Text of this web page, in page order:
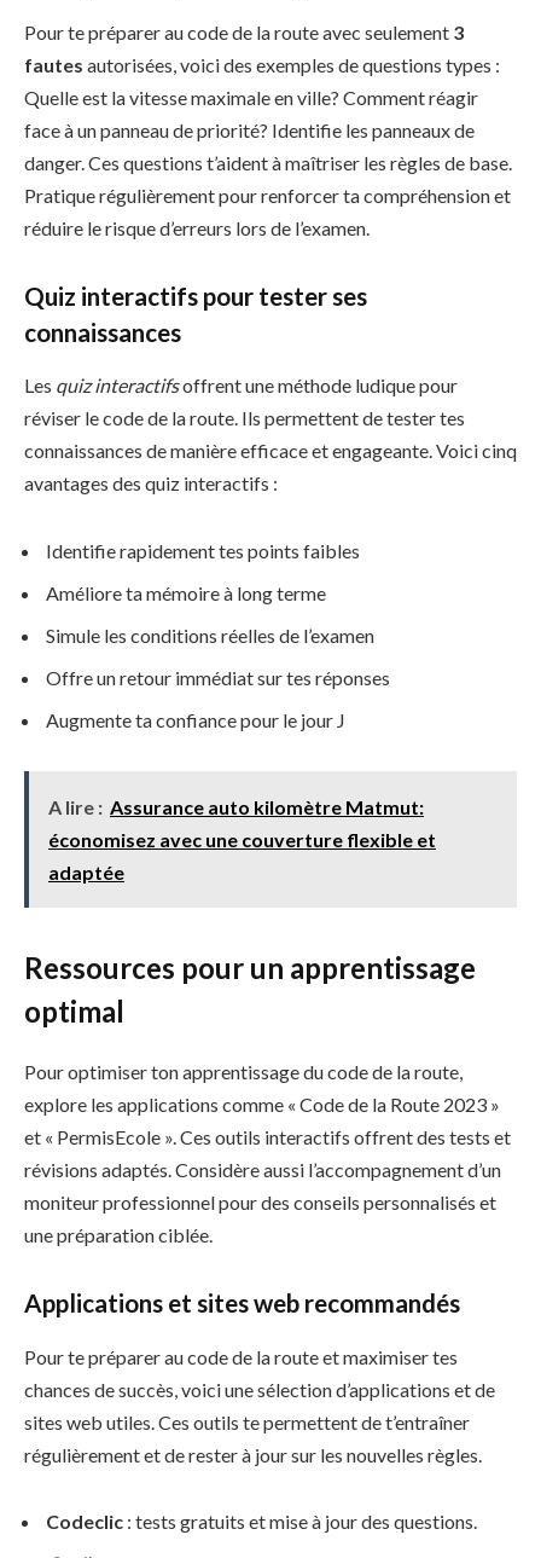
Pour te préparer au code de la route avec seulement 3
fautes autorisées, voici des exemples de questions types :
Quelle est la vitesse maximale en ville? Comment réagir
face à un panneau de priorité? Identifie les panneaux de
danger. Ces questions t’aident à maîtriser les règles de base.
Pratique régulièrement pour renforcer ta compréhension et
réduire le risque d’erreurs lors de l’examen.
Quiz interactifs pour tester ses
connaissances
Les quiz interactifsoffrent une méthode ludique pour
réviser le code de la route. Ils permettent de tester tes
connaissances de manière efficace et engageante. Voici cinq
avantages des quiz interactifs :
Identifie rapidement tes points faibles
Améliore ta mémoire à long terme
Simule les conditions réelles de l’examen
Offre un retour immédiat sur tes réponses
Augmente ta confiance pour le jour J
A lire : Assurance auto kilomètre Matmut:
économisez avec une couverture flexible et
adaptée
Ressources pour un apprentissage
optimal
Pour optimiser ton apprentissage du code de la route,
explore les applications comme « Code de la Route 2023 »
et « PermisEcole ». Ces outils interactifs offrent des tests et
révisions adaptés. Considère aussi l’accompagnement d’un
moniteur professionnel pour des conseils personnalisés et
une préparation ciblée.
Applications et sites web recommandés
Pour te préparer au code de la route et maximiser tes
chances de succès, voici une sélection d’applications et de
sites web utiles. Ces outils te permettent de t’entraîner
régulièrement et de rester à jour sur les nouvelles règles.
Codeclic : tests gratuits et mise à jour des questions.